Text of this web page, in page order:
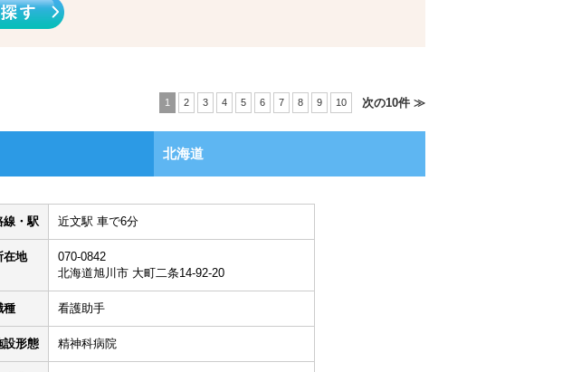
1 2 3 4 5 6 7 8 9 10 次の10件 ≫
北海道
線・駅 近文駅 車で6分
在地
070-0842
北海道旭川市 大町二条14-92-20
種 看護助手
設形態 精神科病院